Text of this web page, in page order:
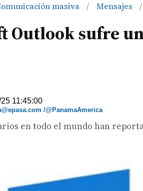
masiva / Mensajes /
Outlook sufre
11:45:00
/@PanamaAmerica
en todo el mundo han